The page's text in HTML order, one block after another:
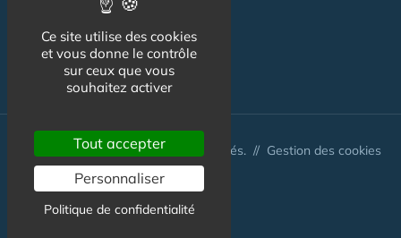
Emploi & formation
Professionnels
NOS AUTRES SITES :
© Australis 2026 - Tous droits réservés. // Gestion des cookies
Ce site utilise des cookies
et vous donne le contrôle
sur ceux que vous
souhaitez activer
Tout accepter
Personnaliser
Politique de confidentialité